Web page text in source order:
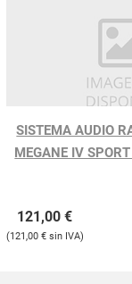
SISTEMA AUDIO
MEGANE IV
121,00€
121,00 €